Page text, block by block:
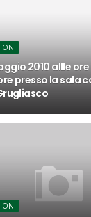
2010 allle
presso la sala